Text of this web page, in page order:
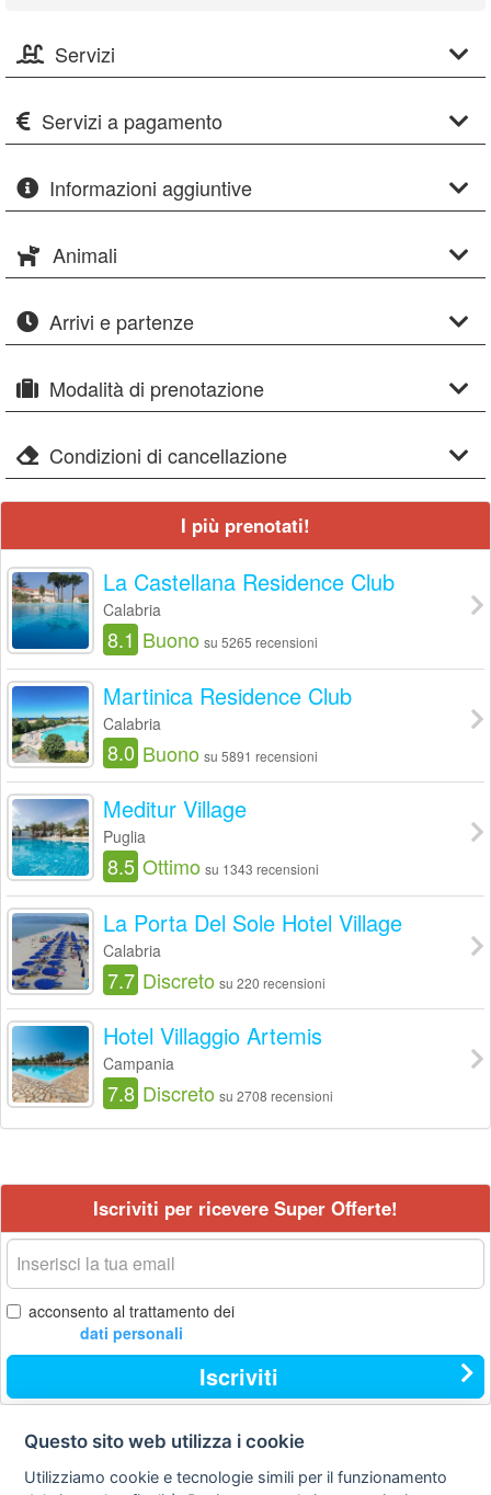
Servizi
Servizi a pagamento
Informazioni aggiuntive
Animali
Arrivi e partenze
Modalità di prenotazione
Condizioni di cancellazione
I più prenotati!
La Castellana Residence Club
Calabria
8.1 Buono su 5265 recensioni
Martinica Residence Club
Calabria
8.0 Buono su 5891 recensioni
Meditur Village
Puglia
8.5 Ottimo su 1343 recensioni
La Porta Del Sole Hotel Village
Calabria
7.7 Discreto su 220 recensioni
Hotel Villaggio Artemis
Campania
7.8 Discreto su 2708 recensioni
Iscriviti per ricevere Super Offerte!
La
tua
email
acconsento al trattamento dei
dati personali
Iscriviti
Contatti
Privacy
policy
legale
Questo sito web utilizza i cookie
Utilizziamo cookie e tecnologie simili per il funzionamento